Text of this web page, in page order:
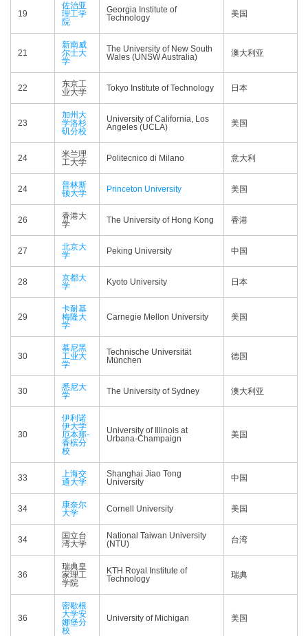
19
佐治亚
理工学
院
Georgia Institute of
Technology
美国
21
新南威
尔士大
学
The University of New South
Wales (UNSW Australia)
澳大利亚
22
东京工
业大学
Tokyo Institute of Technology 日本
23
加州大
学洛杉
矶分校
University of California, Los
Angeles (UCLA)
美国
24
米兰理
工大学
Politecnico di Milano 意大利
24
普林斯
顿大学
Princeton University 美国
26
香港大
学
The University of Hong Kong 香港
27
北京大
学
Peking University 中国
28
京都大
学
Kyoto University 日本
29
卡耐基
梅隆大
学
Carnegie Mellon University 美国
30
慕尼黑
工业大
学
Technische Universität
München
德国
30
悉尼大
学
The University of Sydney 澳大利亚
30
伊利诺
伊大学
厄本那-
香槟分
校
University of Illinois at
Urbana-Champaign
美国
33
上海交
通大学
Shanghai Jiao Tong
University
中国
34
康奈尔
大学
Cornell University 美国
34
国立台
湾大学
National Taiwan University
(NTU)
台湾
36
瑞典皇
家理工
学院
KTH Royal Institute of
Technology
瑞典
36
密歇根
大学安
娜堡分
校
University of Michigan 美国